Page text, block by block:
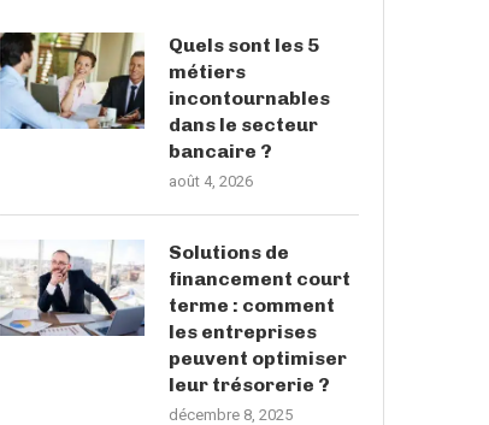
Quels sont les 5
métiers
incontournables
dans le secteur
bancaire ?
août 4, 2026
Solutions de
financement court
terme : comment
les entreprises
peuvent optimiser
leur trésorerie ?
décembre 8, 2025